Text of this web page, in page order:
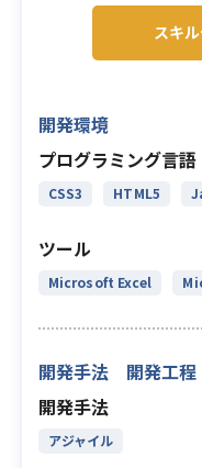
スキ
開発環境
プログラミング言語
CSS3 HTML5
ツール
Microsoft Excel
開発手法 開発工程
開発手法
アジャイル